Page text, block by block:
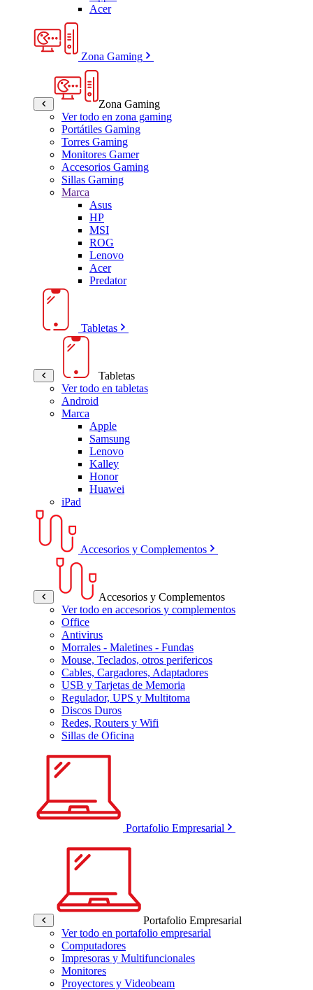
Acer
Zona Gaming
Zona Gaming
Ver todo en zona gaming
Portátiles Gaming
Torres Gaming
Monitores Gamer
Accesorios Gaming
Sillas Gaming
Marca
Asus
HP
MSI
ROG
Lenovo
Acer
Predator
Tabletas
Tabletas
Ver todo en tabletas
Android
Marca
Apple
Samsung
Lenovo
Kalley
Honor
Huawei
iPad
Accesorios y Complementos
Accesorios y Complementos
Ver todo en accesorios y complementos
Office
Antivirus
Morrales - Maletines - Fundas
Mouse, Teclados, otros perifericos
Cables, Cargadores, Adaptadores
USB y Tarjetas de Memoria
Regulador, UPS y Multitoma
Discos Duros
Redes, Routers y Wifi
Sillas de Oficina
Portafolio Empresarial
Portafolio Empresarial
Ver todo en portafolio empresarial
Computadores
Impresoras y Multifuncionales
Monitores
Proyectores y Videobeam